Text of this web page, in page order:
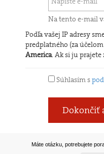
Na tento e-mail
Podľa vašej IP adresy
predplatného (za
America. Ak si ju
Súhlasím s
Máte otázku, potrebujete